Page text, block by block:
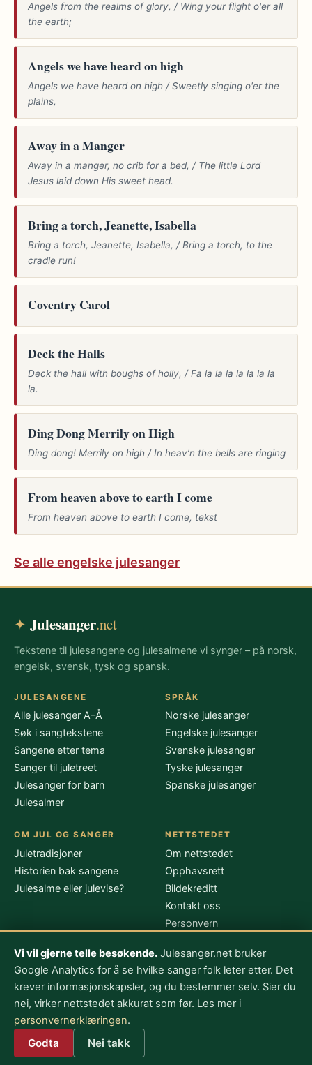
Angels from the realms of glory, / Wing your flight o'er all
the earth;
Angels we have heard on high
Angels we have heard on high / Sweetly singing o'er the
plains,
Away in a Manger
Away in a manger, no crib for a bed, / The little Lord
Jesus laid down His sweet head.
Bring a torch, Jeanette, Isabella
Bring a torch, Jeanette, Isabella, / Bring a torch, to the
cradle run!
Coventry Carol
Deck the Halls
Deck the hall with boughs of holly, / Fa la la la la la la la
la.
Ding Dong Merrily on High
Ding dong! Merrily on high / In heav’n the bells are ringing
From heaven above to earth I come
From heaven above to earth I come, tekst
Se alle engelske julesanger
✦ Julesanger.net
Tekstene til julesangene og julesalmene vi synger – på norsk,
engelsk, svensk, tysk og spansk.
JULESANGENE
Alle julesanger A–Å
Søk i sangtekstene
Sangene etter tema
Sanger til juletreet
Julesanger for barn
Julesalmer
SPRÅK
Norske julesanger
Engelske julesanger
Svenske julesanger
Tyske julesanger
Spanske julesanger
OM JUL OG SANGER
Juletradisjoner
Historien bak sangene
Julesalme eller julevise?
NETTSTEDET
Om nettstedet
Opphavsrett
Bildekreditt
Kontakt oss
Personvern
Julesanger.net drives avNordic Webinvest Ltd–
post@julesanger.net. Sangtekstene er gjengitt fordi vernetiden
er ute – se opphavsrett. Bildene kommer fra Wikimedia
Commons og Unsplash – se
Vi vil gjerne telle besøkende. Julesanger.net bruker
Google Analytics for å se hvilke sanger folk leter etter. Det
krever informasjonskapsler, og du bestemmer selv. Sier du
nei, virker nettstedet akkurat som før. Les mer i
personvernerklæringen.
Godta Nei takk